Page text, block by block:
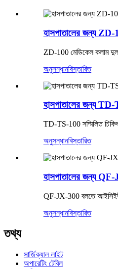
হাসপাতালের জন্য
ZD-100 মেডিকেল কলাম দুল
অনুসন্ধানবিস্তারিত
হাসপাতালের জন্য TD-
TD-TS-100 সম্মিলিত
অনুসন্ধানবিস্তারিত
হাসপাতালের জন্য
QF-JX-300 বলতে আইসিইউ
অনুসন্ধানবিস্তারিত
তথ্য
সার্জিক্যাল লাইট
অপারেটিং টেবিল